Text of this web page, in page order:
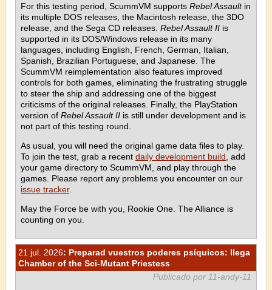
For this testing period, ScummVM supports Rebel Assaultin
its multiple DOS releases, the Macintosh release, the 3DO
release, and the Sega CD releases. Rebel Assault II is
supported in its DOS/Windows release in its many
languages, including English, French, German, Italian,
Spanish, Brazilian Portuguese, and Japanese. The
ScummVM reimplementation also features improved
controls for both games, eliminating the frustrating struggle
to steer the ship and addressing one of the biggest
criticisms of the original releases. Finally, the PlayStation
version of Rebel Assault II is still under development and is
not part of this testing round.
As usual, you will need the original game data files to play.
To join the test, grab a recent daily development build , add
your game directory to ScummVM, and play through the
games. Please report any problems you encounter on our
issue tracker.
May the Force be with you, Rookie One. The Alliance is
counting on you.
21 jul. 2026: Preparad vuestros poderes psíquicos: llega
Chamber of the Sci-Mutant Priestess
Publicado por 11-andy-11